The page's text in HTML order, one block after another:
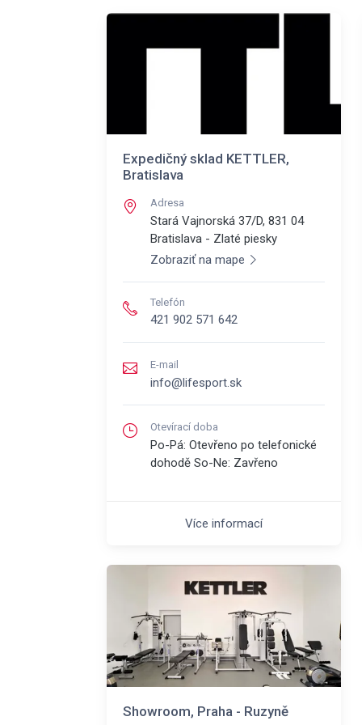
Expedičný sklad KETTLER,
Bratislava
Adresa
Stará Vajnorská 37/D, 831 04
Bratislava - Zlaté piesky
Zobraziť na mape
Telefón
421 902 571 642
E-mail
info@lifesport.sk
Otevírací doba
Po-Pá: Otevřeno po telefonické
dohodě So-Ne: Zavřeno
Více informací
Showroom, Praha - Ruzyně